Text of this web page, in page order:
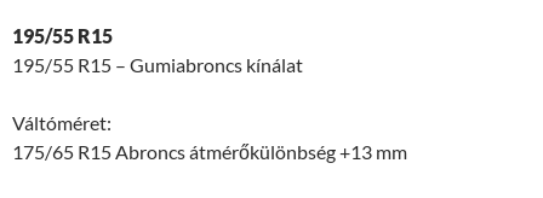
195/55 R15
195/55 R15 – Gumiabroncs kínálat
Váltóméret:
175/65 R15 Abroncs átmérőkülönbség +13 mm